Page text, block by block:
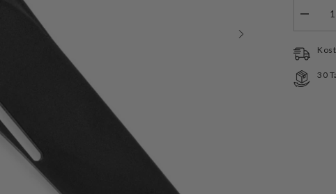
Knives
M0730